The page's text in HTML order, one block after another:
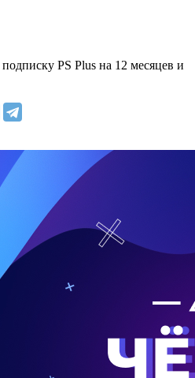
PS Plus на 12 месяцев и